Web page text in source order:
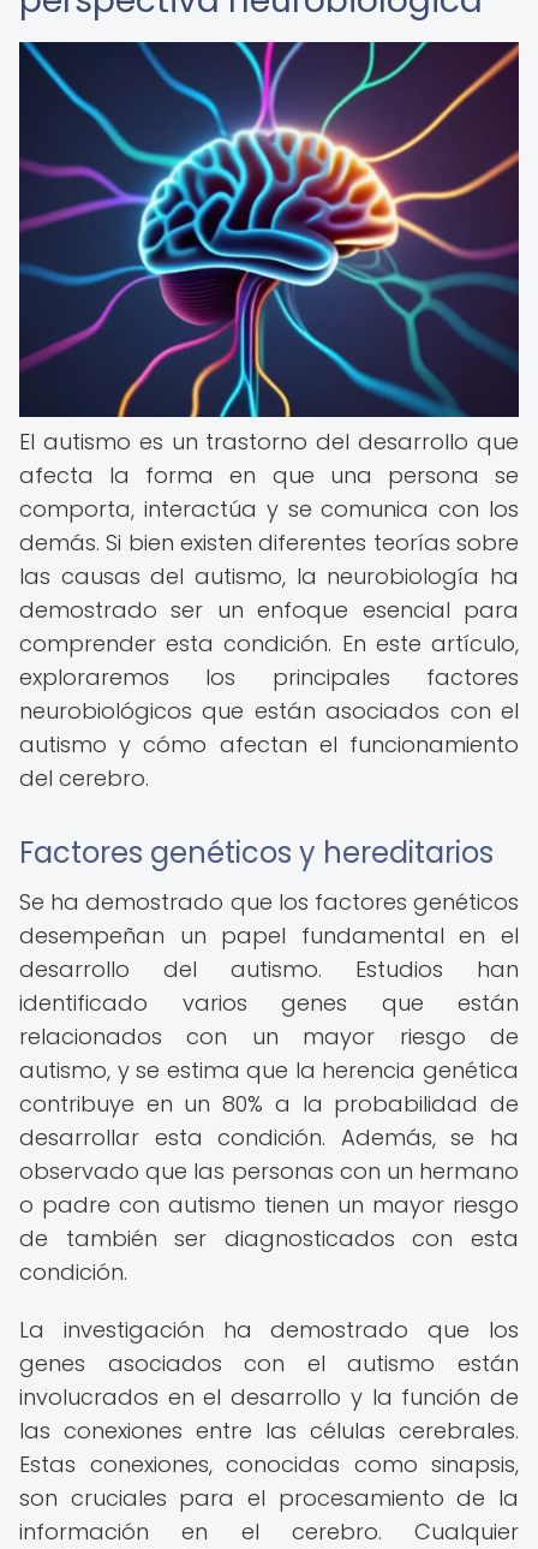
El autismo es un trastorno del desarrollo que
afecta la forma en que una persona se
comporta, interactúa y se comunica con los
demás. Si bien existen diferentes teorías sobre
las causas del autismo, la neurobiología ha
demostrado ser un enfoque esencial para
comprender esta condición. En este artículo,
exploraremos los principales factores
neurobiológicos que están asociados con el
autismo y cómo afectan el funcionamiento
del cerebro.
Factores genéticos y hereditarios
Se ha demostrado que los factores genéticos
desempeñan un papel fundamental en el
desarrollo del autismo. Estudios han
identificado varios genes que están
relacionados con un mayor riesgo de
autismo, y se estima que la herencia genética
contribuye en un 80% a la probabilidad de
desarrollar esta condición. Además, se ha
observado que las personas con un hermano
o padre con autismo tienen un mayor riesgo
de también ser diagnosticados con esta
condición.
La investigación ha demostrado que los
genes asociados con el autismo están
involucrados en el desarrollo y la función de
las conexiones entre las células cerebrales.
Estas conexiones, conocidas como sinapsis,
son cruciales para el procesamiento de la
información en el cerebro. Cualquier